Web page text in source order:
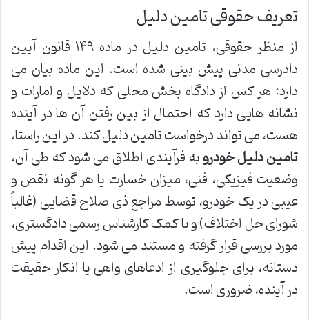
تعریف حقوقی تامین دلیل
از منظر حقوقی، تامین دلیل در ماده ۱۴۹ قانون آیین
دادرسی مدنی پیش بینی شده است. این ماده بیان می
دارد: هر کس از دادگاه بخش محلی که دلایل و امارات و
نشانه هایی دارد که احتمال از بین رفتن آن ها در آینده
هست، می تواند درخواست تامین دلیل کند. در این راستا،
تامین دلیل خودروبه فرآیندی اطلاق می شود که طی آن،
وضعیت فیزیکی، فنی، میزان خسارت یا هر گونه نقص و
عیبی در یک خودرو، توسط مراجع ذی صلاح قضایی (غالباً
شورای حل اختلاف) و با کمک کارشناس رسمی دادگستری،
مورد بررسی قرار گرفته و مستند می شود. این اقدام پیش
دستانه، برای جلوگیری از ادعاهای واهی یا انکار حقیقت
در آینده، ضروری است.